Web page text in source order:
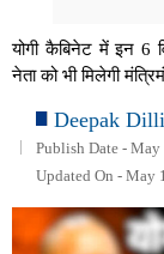
योगी कैबिनेट में इन 6
नेता को भी मिलेगी
Deepak
Publish Date -
Updated On - May